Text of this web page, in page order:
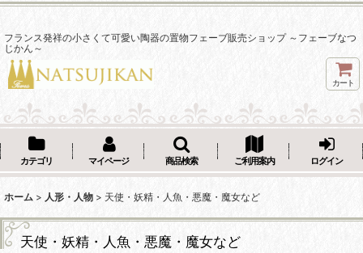
フランス発祥の小さくて可愛い陶器の置物フェーブ販売ショップ ～フェーブなつ
じかん～
カート
カテゴリ マイページ 商品検索 ご利用案内 ログイン
ホーム > 人形・人物 > 天使・妖精・人魚・悪魔・魔女など
天使・妖精・人魚・悪魔・魔女など